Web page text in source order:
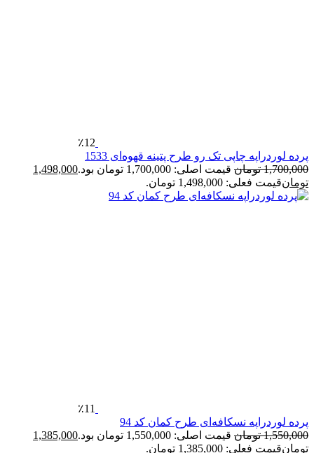
٪12
لوردراپه چاپی تک رو طرح پتینه قهوه‌ای 1533
تومان قیمت اصلی: 1,700,000 تومان بود.
1,498,000
قیمت فعلی: 1,498,000 تومان.
٪11
لوردراپه نسکافه‌ای طرح کمان کد 94
تومان قیمت اصلی: 1,550,000 تومان بود.
1,385,000
قیمت فعلی: 1,385,000 تومان.